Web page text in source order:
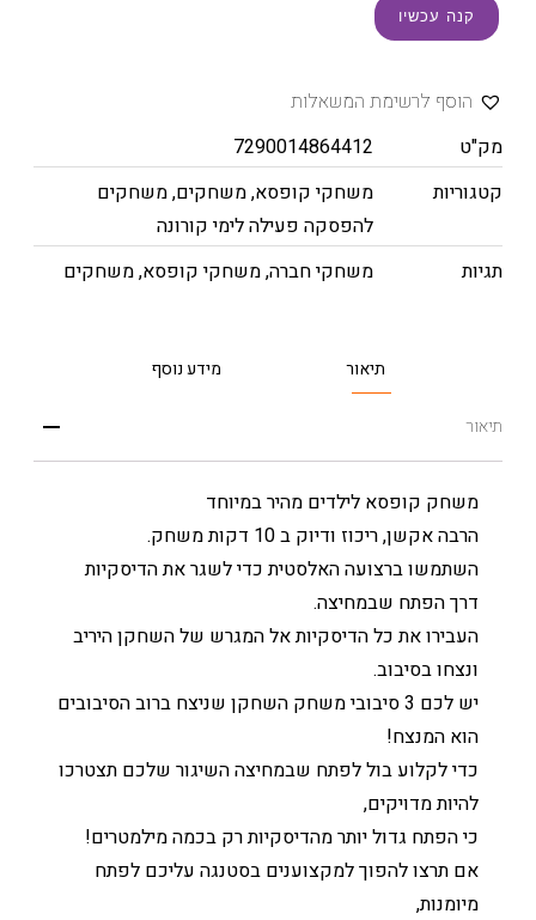
קנה עכשיו
הוסף לרשימת המשאלות
מק"ט
7290014864412
קטגוריות
משחקי קופסא,משחקים,משחקים
להפסקה פעילה לימי קורונה
תגיות
משחקי חברה,משחקי קופסא,משחקים
תיאור מידע נוסף
תיאור
משחק קופסא לילדים מהיר במיוחד
הרבה אקשן, ריכוז ודיוק ב 10 דקות משחק.
השתמשו ברצועה האלסטית כדי לשגר את הדיסקיות
דרך הפתח שבמחיצה.
העבירו את כל הדיסקיות אל המגרש של השחקן היריב
ונצחו בסיבוב.
יש לכם 3 סיבובי משחק השחקן שניצח ברוב הסיבובים
הוא המנצח!
כדי לקלוע בול לפתח שבמחיצה השיגור שלכם תצטרכו
להיות מדויקים,
כי הפתח גדול יותר מהדיסקיות רק בכמה מילמטרים!
אם תרצו להפוך למקצוענים בסטנגה עליכם לפתח
מיומנות,